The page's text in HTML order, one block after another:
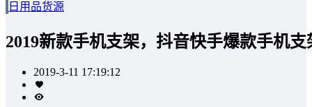
日用品货源
2019新款手机支架，抖音快手爆款手机
2019-3-11 17:19:12